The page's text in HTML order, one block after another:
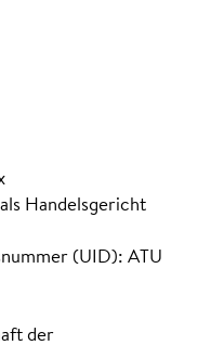
Handelsgericht
(UID): ATU
der